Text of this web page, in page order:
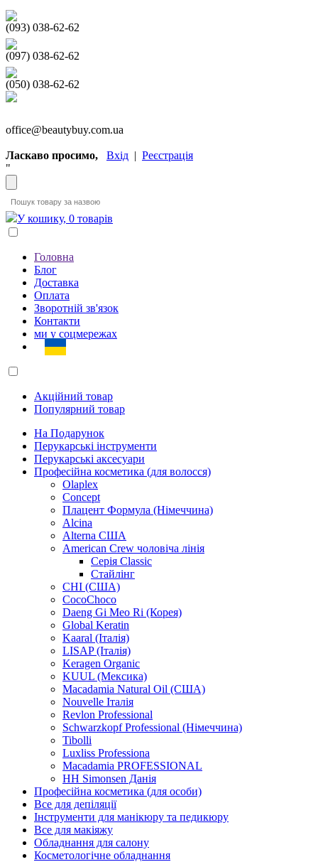
(093) 038-62-62
(097) 038-62-62
(050) 038-62-62
office@beautybuy.com.ua
Ласкаво просимо, Вхід | Реєстрація
"
У кошику, 0 товарів
Головна
Блог
Доставка
Оплата
Зворотній зв'язок
Контакти
ми у соцмережах
Акційний товар
Популярний товар
На Подарунок
Перукарські інструменти
Перукарські аксесуари
Професійна косметика (для волосся)
Olaplex
Concept
Плацент Формула (Німеччина)
Alcina
Alterna США
American Crew чоловіча лінія
Серія Classic
Стайлінг
CHI (США)
CocoChoco
Daeng Gi Meo Ri (Корея)
Global Keratin
Kaaral (Італія)
LISAP (Італія)
Keragen Organic
KUUL (Мексика)
Macadamia Natural Oil (США)
Nouvelle Італія
Revlon Professional
Schwarzkopf Professional (Німеччина)
Tibolli
Luxliss Professiona
Macadamia PROFESSIONAL
HH Simonsen Данія
Професійна косметика (для особи)
Все для депіляції
Інструменти для манікюру та педикюру
Все для макіяжу
Обладнання для салону
Косметологічне обладнання